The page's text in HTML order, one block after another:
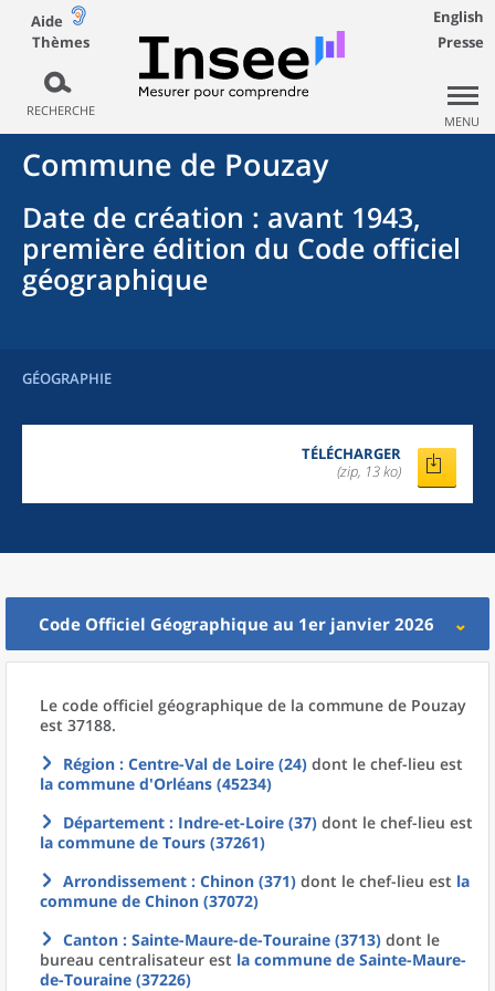
Aide
Thèmes
RECHERCHE
English
Presse
MENU
Commune de Pouzay
Date de création : avant 1943,
première édition du Code officiel
géographique
GÉOGRAPHIE
TÉLÉCHARGER
(zip, 13 ko)
Code Officiel Géographique au 1er janvier 2026
Le code officiel géographique de la commune de Pouzay
est 37188.
Région : Centre-Val de Loire (24) dont le chef-lieu est
la commune d'Orléans (45234)
Département : Indre-et-Loire (37) dont le chef-lieu est
la commune de Tours (37261)
Arrondissement : Chinon (371) dont le chef-lieu est la
commune de Chinon (37072)
Canton : Sainte-Maure-de-Touraine (3713) dont le
bureau centralisateur est la commune de Sainte-Maure-
de-Touraine (37226)